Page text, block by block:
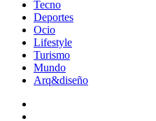
Tecno
Deportes
Ocio
Lifestyle
Turismo
Mundo
Arq&diseño